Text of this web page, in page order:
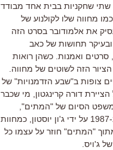
שתי שחקניות בבית אחד מבודד
מחווה שלו לקולנוע של
את אלמודובר בסרט הזה
ובעיקר תחושות של כאב
סרטים ואמנות כשהן רואות
הזה לשוטים של מחווה
צופות ב"שבע הזדמנויות" של
דורה קרינגטון
מי שכבר
הסיום של "המתים",
-1987 על ידי ג'ון יוסטון כמחוות
"המתים" חוזר על עצמו כל
ג'ויס